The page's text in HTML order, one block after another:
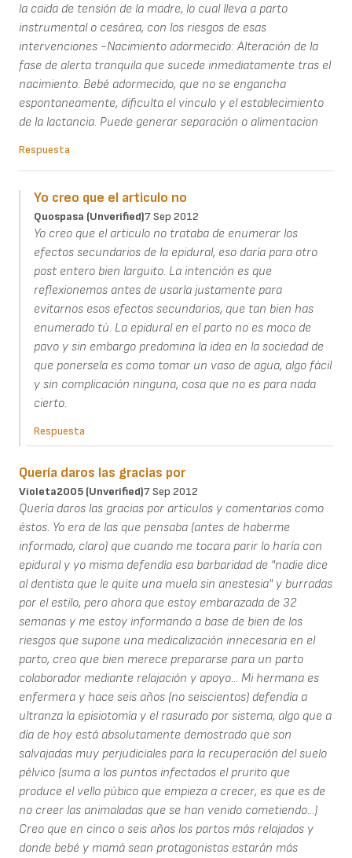
la caida de tensión de la madre, lo cual lleva a parto
instrumental o cesárea, con los riesgos de esas
intervenciones -Nacimiento adormecido: Alteración de la
fase de alerta tranquila que sucede inmediatamente tras el
nacimiento. Bebé adormecido, que no se engancha
espontaneamente, dificulta el vinculo y el establecimiento
de la lactancia. Puede generar separación o alimentacion
Respuesta
Yo creo que el articulo no
Quospasa (unverified)7 Sep 2012
Yo creo que el articulo no trataba de enumerar los
efectos secundarios de la epidural, eso daría para otro
post entero bien larguito. La intención es que
reflexionemos antes de usarla justamente para
evitarnos esos efectos secundarios, que tan bien has
enumerado tú. La epidural en el parto no es moco de
pavo y sin embargo predomina la idea en la sociedad de
que ponersela es como tomar un vaso de agua, algo fácil
y sin complicación ninguna, cosa que no es para nada
cierto.
Respuesta
Quería daros las gracias por
Violeta2005 (unverified)7 Sep 2012
Quería daros las gracias por artículos y comentarios como
éstos. Yo era de las que pensaba (antes de haberme
informado, claro) que cuando me tocara parir lo haría con
epidural y yo misma defendía esa barbaridad de "nadie dice
al dentista que le quite una muela sin anestesia" y burradas
por el estilo, pero ahora que estoy embarazada de 32
semanas y me estoy informando a base de bien de los
riesgos que supone una medicalización innecesaria en el
parto, creo que bien merece prepararse para un parto
colaborador mediante relajación y apoyo... Mi hermana es
enfermera y hace seis años (no seiscientos) defendía a
ultranza la episiotomía y el rasurado por sistema, algo que a
día de hoy está absolutamente demostrado que son
salvajadas muy perjudiciales para la recuperación del suelo
pélvico (suma a los puntos infectados el prurito que
produce el vello púbico que empieza a crecer, es que es de
no creer las animaladas que se han venido cometiendo...)
Creo que en cinco o seis años los partos más relajados y
donde bebé y mamá sean protagonistas estarán más